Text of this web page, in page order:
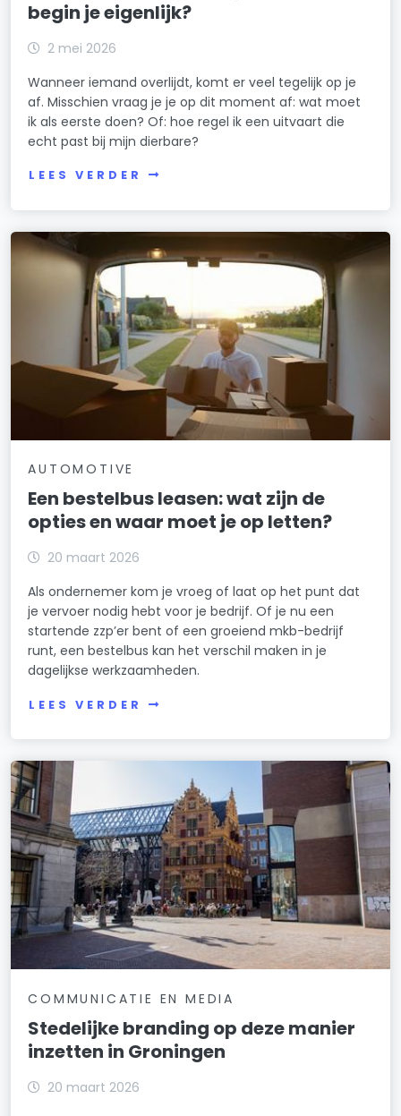
begin je eigenlijk?
2 mei 2026
Wanneer iemand overlijdt, komt er veel tegelijk op je
af. Misschien vraag je je op dit moment af: wat moet
ik als eerste doen? Of: hoe regel ik een uitvaart die
echt past bij mijn dierbare?
LEES VERDER
AUTOMOTIVE
Een bestelbus leasen: wat zijn de
opties en waar moet je op letten?
20 maart 2026
Als ondernemer kom je vroeg of laat op het punt dat
je vervoer nodig hebt voor je bedrijf. Of je nu een
startende zzp’er bent of een groeiend mkb-bedrijf
runt, een bestelbus kan het verschil maken in je
dagelijkse werkzaamheden.
LEES VERDER
COMMUNICATIE EN MEDIA
Stedelijke branding op deze manier
inzetten in Groningen
20 maart 2026